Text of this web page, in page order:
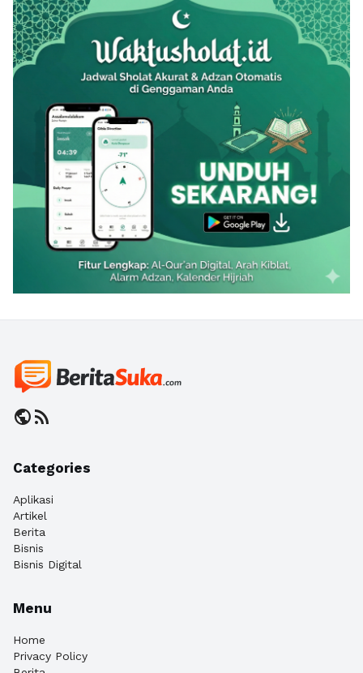
publicrss_feed
Categories
Aplikasi
Artikel
Berita
Bisnis
Bisnis Digital
Menu
Home
Privacy Policy